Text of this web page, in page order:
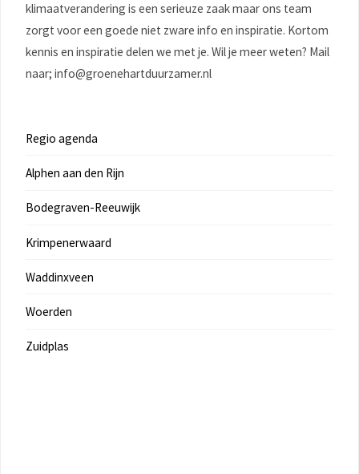
klimaatverandering is een serieuze zaak maar ons team
zorgt voor een goede niet zware info en inspiratie. Kortom
kennis en inspiratie delen we met je. Wil je meer weten? Mail
naar; info@groenehartduurzamer.nl
Regio agenda
Alphen aan den Rijn
Bodegraven-Reeuwijk
Krimpenerwaard
Waddinxveen
Woerden
Zuidplas